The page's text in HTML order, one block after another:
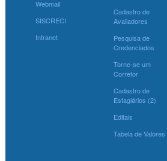
Webmail
SISCRECI
Intranet
Cadastro de
Avaliadores
Pesquisa de
Credenciados
Torne-se um
Corretor
Cadastro de
Estagiários (2)
Editais
Tabela de Valores